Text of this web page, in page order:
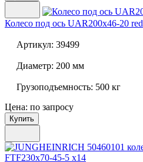
Колесо под ось UAR200x46-20 red
Артикул: 39499
Диаметр: 200 мм
Грузоподъемность: 500 кг
Цена: по запросу
Купить